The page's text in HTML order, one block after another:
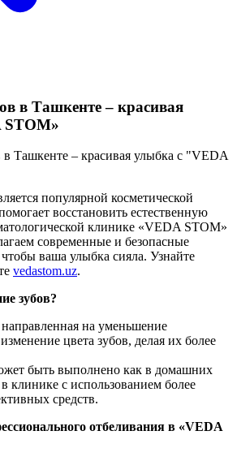
в Ташкенте – красивая
STOM»
популярной косметической
восстановить естественную
клинике «VEDA STOM»
современные и безопасные
ваша улыбка сияла. Узнайте
vedastom.uz.
зубов?
на уменьшение
цвета зубов, делая их более
быть выполнено как в домашних
клинике с использованием более
средств.
отбеливания в «VEDA